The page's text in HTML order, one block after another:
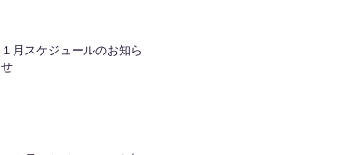
１月スケジュールのお知ら
せ